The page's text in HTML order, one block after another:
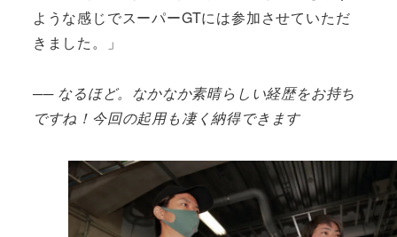
ような感じでスーパーGTには参加させていただ
きました。」
── なるほど。なかなか素晴らしい経歴をお持ち
ですね！今回の起用も凄く納得できます